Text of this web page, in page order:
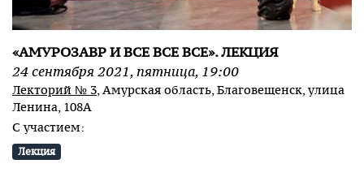
«АМУРОЗАВР И ВСЕ ВСЕ ВСЕ». ЛЕКЦИЯ
24сентября 2021,пятница, 19:00
Лекторий № 3, Амурская область, Благовещенск, улица
Ленина, 108А
С участием:
Лекция